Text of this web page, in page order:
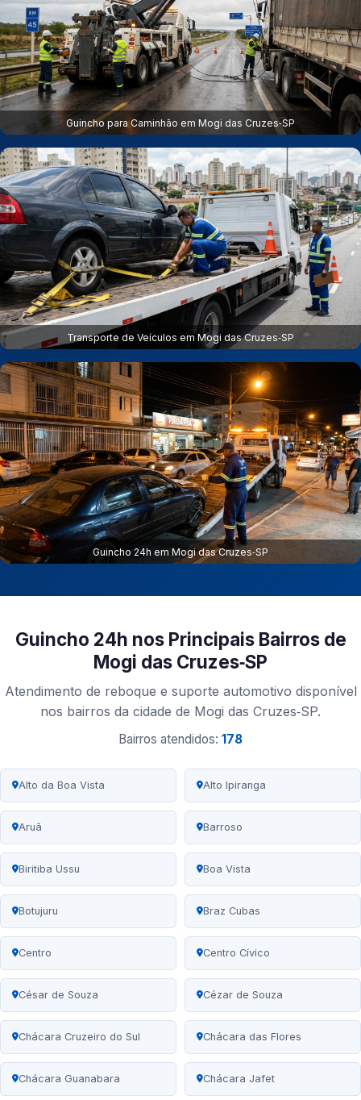
Guincho para Caminhão em Mogi das Cruzes‑SP
Transporte de Veículos em Mogi das Cruzes‑SP
Guincho 24h em Mogi das Cruzes‑SP
Guincho 24h nos Principais Bairros de
Mogi das Cruzes‑SP
Atendimento de reboque e suporte automotivo disponível
nos bairros da cidade de Mogi das Cruzes‑SP.
Bairros atendidos: 178
Alto da Boa Vista Alto Ipiranga
Aruã Barroso
Biritiba Ussu Boa Vista
Botujuru Braz Cubas
Centro Centro Cívico
César de Souza Cézar de Souza
Chácara Cruzeiro do Sul Chácara das Flores
Chácara Guanabara Chácara Jafet